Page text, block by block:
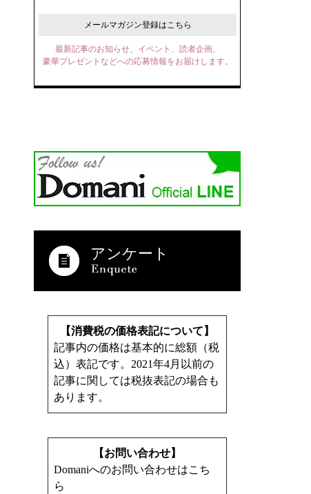
メールマガジン登録はこちら
最新記事のお知らせ、イベント、読者企画、
豪華プレゼントなどへの応募情報をお届けします。
アンケート
【消費税の価格表記について】
記事内の価格は基本的に総額（税
込）表記です。2021年4月以前の
記事に関しては税抜表記の場合も
あります。
【お問い合わせ】
Domaniへのお問い合わせはこち
ら